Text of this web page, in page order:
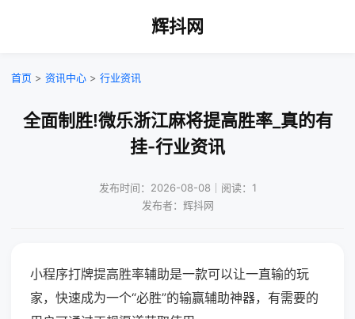
辉抖网
首页 > 资讯中心 > 行业资讯
全面制胜!微乐浙江麻将提高胜率_真的有
挂-行业资讯
发布时间：2026-08-08｜阅读：1
发布者：辉抖网
小程序打牌提高胜率辅助是一款可以让一直输的玩
家，快速成为一个“必胜”的输赢辅助神器，有需要的